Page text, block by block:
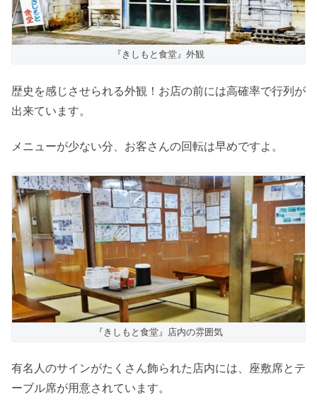
『きしもと食堂』外観
歴史を感じさせられる外観！お店の前には高確率で行列が
出来ています。
メニューが少ない分、お客さんの回転は早めですよ。
『きしもと食堂』店内の雰囲気
有名人のサインがたくさん飾られた店内には、座敷席とテ
ーブル席が用意されています。